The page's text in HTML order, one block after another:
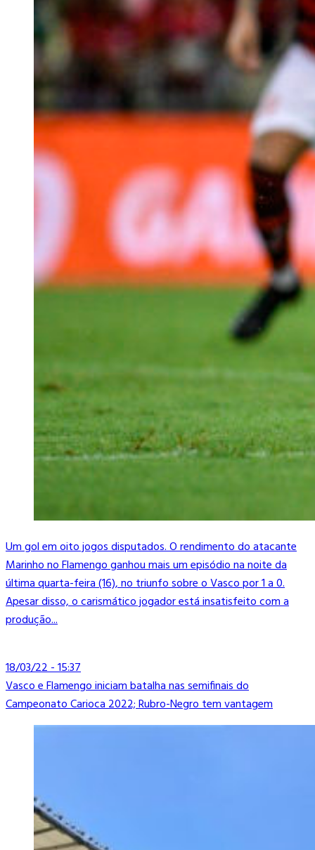
Um gol em oito jogos disputados. O rendimento do atacante
Marinho no Flamengo ganhou mais um episódio na noite da
última quarta-feira (16), no triunfo sobre o Vasco por 1 a 0.
Apesar disso, o carismático jogador está insatisfeito com a
produção...
18/03/22 - 15:37
Vasco e Flamengo iniciam batalha nas semifinais do
Campeonato Carioca 2022; Rubro-Negro tem vantagem